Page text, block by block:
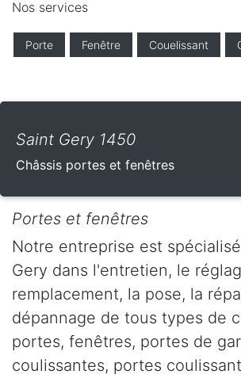
Nos services
Porte Fenêtre Couelissant
Saint Gery 1450
Châssis portes et fenêtres
Portes et fenêtres
Notre entreprise est
Gery dans l'entretien, le
remplacement, la pose, la
dépannage de tous types de
portes, fenêtres, portes de
coulissantes, portes